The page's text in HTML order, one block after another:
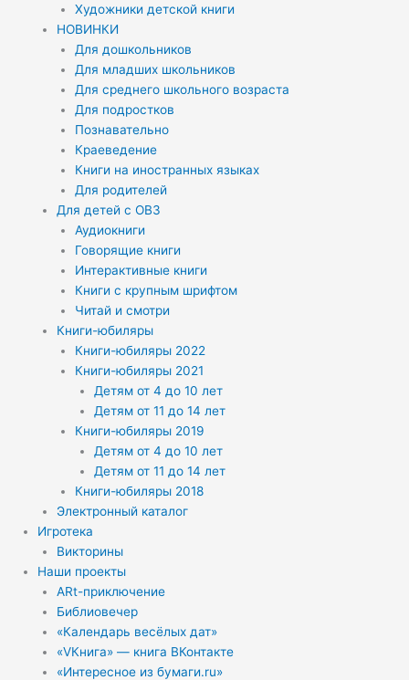
Художники детской книги
НОВИНКИ
Для дошкольников
Для младших школьников
Для среднего школьного возраста
Для подростков
Познавательно
Краеведение
Книги на иностранных языках
Для родителей
Для детей с ОВЗ
Аудиокниги
Говорящие книги
Интерактивные книги
Книги с крупным шрифтом
Читай и смотри
Книги-юбиляры
Книги-юбиляры 2022
Книги-юбиляры 2021
Детям от 4 до 10 лет
Детям от 11 до 14 лет
Книги-юбиляры 2019
Детям от 4 до 10 лет
Детям от 11 до 14 лет
Книги-юбиляры 2018
Электронный каталог
Игротека
Викторины
Наши проекты
ARt-приключение
Библиовечер
«Календарь весёлых дат»
«VКнига» — книга ВКонтакте
«Интересное из бумаги.ru»